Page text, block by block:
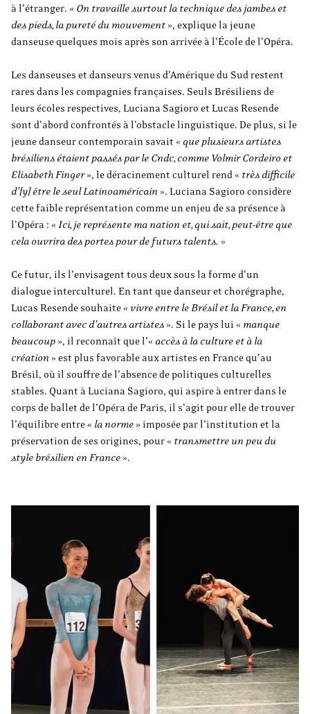
à l’étranger. « On travaille surtout la technique des jambes et
des pieds, la pureté du mouvement », explique la jeune
danseuse quelques mois après son arrivée à l’Écolede l’Opéra.
Les danseuses et danseurs venus d’Amérique du Sud restent
rares dans les compagnies françaises. Seuls Brésiliens de
leurs écoles respectives, Luciana Sagioro et Lucas Resende
sont d’abord confrontés à l’obstacle linguistique. De plus, si le
jeune danseur contemporain savait « que plusieurs artistes
brésiliens étaient passés par le Cndc, comme Volmir Cordeiro et
Elisabeth Finger», le déracinement culturel rend « très difficile
d’[y] être le seul Latinoaméricain ». Luciana Sagioro considère
cette faible représentation comme un enjeu de sa présence à
l’Opéra : « Ici, je représente ma nation et, qui sait, peut-être que
cela ouvrira des portes pour de futurs talents. »
Ce futur, ils l’envisagent tous deux sous la forme d’un
dialogue interculturel. En tant que danseur et chorégraphe,
Lucas Resende souhaite « vivre entre le Brésil et la France, en
collaborant avec d’autres artistes ». Si le pays lui « manque
beaucoup », il reconnaît que l’« accès à la culture et à la
création » est plus favorable aux artistes en France qu’au
Brésil, où il souffre de l’absence de politiques culturelles
stables. Quant à Luciana Sagioro, qui aspire à entrer dans le
corps de ballet de l’Opéra de Paris, il s’agit pour elle de trouver
l’équilibre entre « la norme » imposée par l’institution et la
préservation de ses origines, pour « transmettre un peu du
style brésilien en France ».